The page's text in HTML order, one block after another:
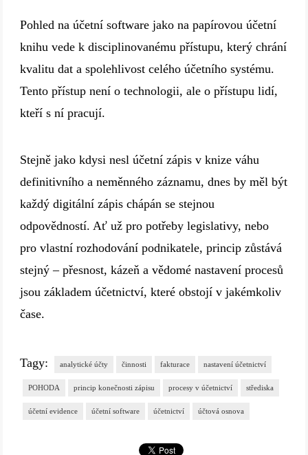
Pohled na účetní software jako na papírovou účetní
knihu vede k disciplinovanému přístupu, který chrání
kvalitu dat a spolehlivost celého účetního systému.
Tento přístup není o technologii, ale o přístupu lidí,
kteří s ní pracují.
Stejně jako kdysi nesl účetní zápis v knize váhu
definitivního a neměnného záznamu, dnes by měl být
každý digitální zápis chápán se stejnou
odpovědností. Ať už pro potřeby legislativy, nebo
pro vlastní rozhodování podnikatele, princip zůstává
stejný – přesnost, kázeň a vědomé nastavení procesů
jsou základem účetnictví, které obstojí v jakémkoliv
čase.
Tagy: analytické účty činnosti fakturace nastavení účetnictví
POHODA princip konečnosti zápisu procesy v účetnictví střediska
účetní evidence účetní software účetnictví účtová osnova